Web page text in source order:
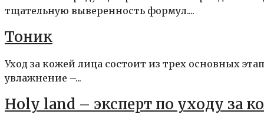
тщательную выверенность формул....
Тоник
Уход за кожей лица состоит из трех основных
увлажнение –...
Holy land – эксперт по уходу за